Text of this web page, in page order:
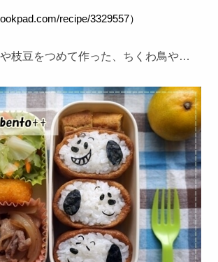
recipe/3329557）
枝豆をつめて作った、ちくわ鳥や…